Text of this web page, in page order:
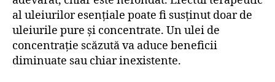
al uleiurilor esențiale poate fi susținut doar de
uleiurile pure și concentrate. Un ulei de
concentrație scăzută va aduce beneficii
diminuate sau chiar inexistente.